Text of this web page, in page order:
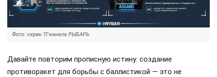
Фото: скрин ТГ-канала РЫБАРЬ
Давайте повторим прописную истину: создание
противоракет для борьбы с баллистикой — это не